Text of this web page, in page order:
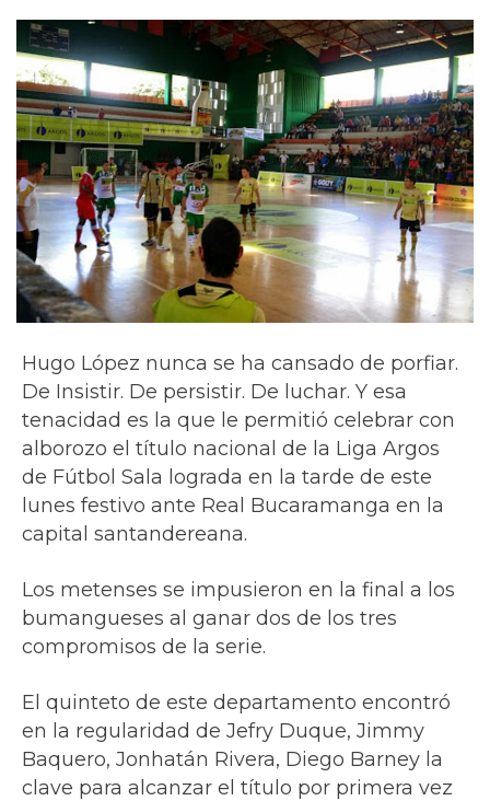
Hugo López nunca se ha cansado de porfiar.
De Insistir. De persistir. De luchar. Y esa
tenacidad es la que le permitió celebrar con
alborozo el título nacional de la Liga Argos
de Fútbol Sala lograda en la tarde de este
lunes festivo ante Real Bucaramanga en la
capital santandereana.
Los metenses se impusieron en la final a los
bumangueses al ganar dos de los tres
compromisos de la serie.
El quinteto de este departamento encontró
en la regularidad de Jefry Duque, Jimmy
Baquero, Jonhatán Rivera, Diego Barney la
clave para alcanzar el título por primera vez